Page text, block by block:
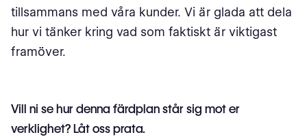
tillsammans med våra kunder. Vi är glada att dela
hur vi tänker kring vad som faktiskt är viktigast
framöver.
Vill ni se hur denna färdplan står sig mot er
verklighet? Låt oss prata.